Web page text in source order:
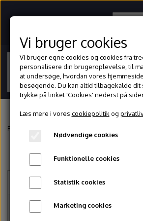
Forside
Om
Forside
Vælg service
Vi bruger cookies
Vi bruger egne cookies og cookies fra
personalisere din brugeroplevelse, til
at undersøge, hvordan vores
besøgende. Du kan altid tilbagekalde dit
trykke på linket 'Cookies' nederst på
Læs mere i vores cookiepolitik og
Nødvendige cookies
Funktionelle cookies
Statistik cookies
Marketing cookies